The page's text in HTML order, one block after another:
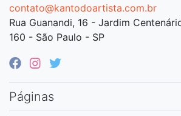
contato@kantodoartista.com.br
Rua Guanandi, 16 - Jardim
160 - São Paulo - SP
Páginas